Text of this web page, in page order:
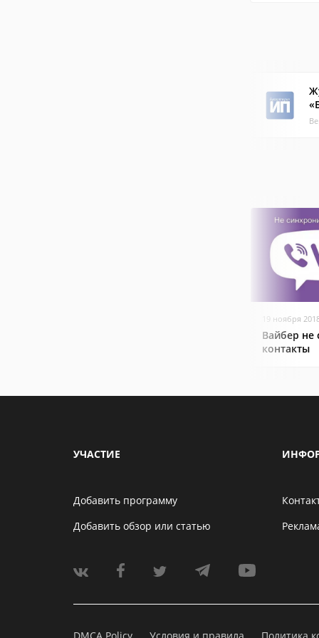
19 ноября
Вайбер не
контакты
УЧАСТИЕ
Добавить программу
Добавить обзор или статью